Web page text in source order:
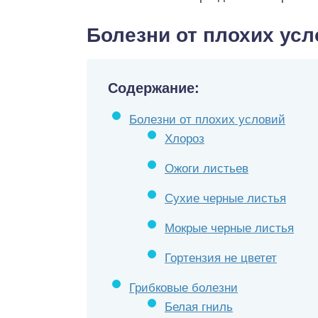
Болезни от плохих
Содержание:
Болезни от плохих условий
Хлороз
Ожоги листьев
Сухие черные листья
Мокрые черные листья
Гортензия не цветет
Грибковые болезни
Белая гниль